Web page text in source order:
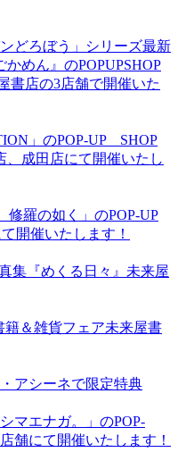
どろぼう」シリーズ最新
めん』のPOPUPSHOP
書店の3店舗で開催いた
」のPOP-UP SHOP
、成田店にて開催いたし
修羅の如く」のPOP-UP
開催いたします！
集『めくる日々』未来屋
＆雑貨フェア未来屋書
アシーネで限定特典
マエナガ。」のPOP-
舗にて開催いたします！